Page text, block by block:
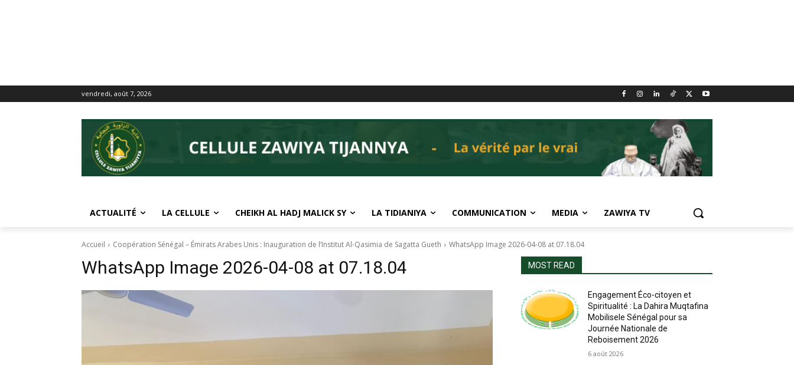
vendredi, août 7, 2026
ACTUALITÉ LA CELLULE CHEIKH AL HADJ MALICK SY LA TIDIANIYA COMMUNICATION MEDIA ZAWIYA TV
Accueil Coopération Sénégal – Émirats Arabes Unis : Inauguration de l’Institut Al-Qasimia de Sagatta Gueth WhatsApp Image 2026-04-08 at 07.18.04
WhatsApp Image 2026-04-08 at 07.18.04 MOST READ
Engagement Éco-citoyen et
Spiritualité : La Dahira Muqtafina
Mobilisele Sénégal pour sa
Journée Nationale de
Reboisement 2026
6 août 2026